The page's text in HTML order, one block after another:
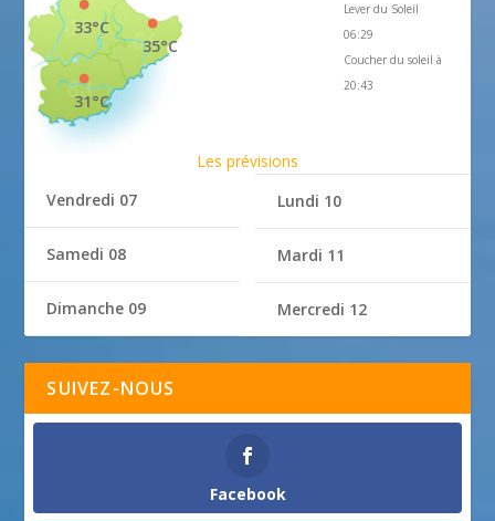
35°C
33°C
31°C
Lever du Soleil
06:29
Coucher du soleil à
20:43
Les prévisions
Vendredi 07
Samedi 08
Dimanche 09
Lundi 10
Mardi 11
Mercredi 12
SUIVEZ-NOUS
Facebook